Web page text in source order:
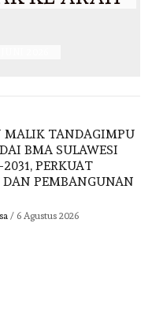
MALIK TANDAGIMPU
BMA SULAWESI
PERKUAT
DAN PEMBANGUNAN
/ 6 Agustus 2026